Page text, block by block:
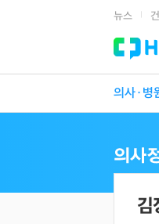
뉴스
의사·병
김